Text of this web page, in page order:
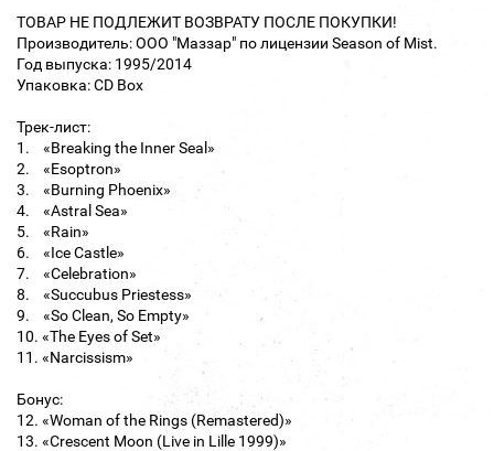
ТОВАР НЕ ПОДЛЕЖИТ ВОЗВРАТУ ПОСЛЕ ПОКУПКИ!
Производитель: ООО "Маззар" по лицензии Season of Mist.
Год выпуска: 1995/2014
Упаковка: CD Box
Трек-лист:
1. «Breaking the Inner Seal»
2. «Esoptron»
3. «Burning Phoenix»
4. «Astral Sea»
5. «Rain»
6. «Ice Castle»
7. «Celebration»
8. «Succubus Priestess»
9. «So Clean, So Empty»
10. «The Eyes of Set»
11. «Narcissism»
Бонус:
12. «Woman of the Rings (Remastered)»
13. «Crescent Moon (Live in Lille 1999)»